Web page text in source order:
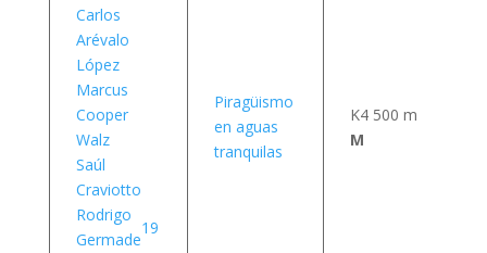
Carlos
Arévalo
López
Marcus
Cooper
Walz
Saúl
Craviotto
Rodrigo
Germade
19
Piragüismo
en aguas
tranquilas
K4 500 m
M